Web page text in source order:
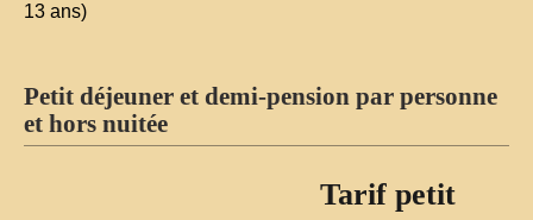
13 ans)
Petit déjeuner et demi-pension par personne
et hors nuitée
Tarif petit